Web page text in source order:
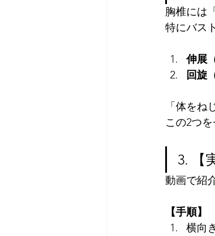
胸椎には
特にバス
伸展
回旋
「体を
この2つ
3. 【
動画で紹
【手順】
横向